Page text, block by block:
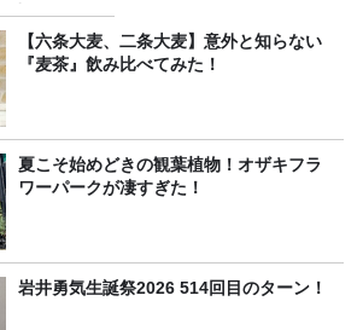
力！！
【六条大麦、二条大麦】意外と知らない
『麦茶』飲み比べてみた！
夏こそ始めどきの観葉植物！オザキフラ
ワーパークが凄すぎた！
岩井勇気生誕祭2026 514回目のターン！